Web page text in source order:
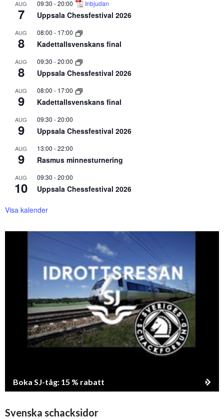
AUG
7
09:30 -20:00 Inbjudan
Uppsala Chessfestival 2026
AUG
8
08:00 - 17:00
Kadettallsvenskans final
AUG
8
09:30 -20:00
Uppsala Chessfestival 2026
AUG
9
08:00 - 17:00
Kadettallsvenskans final
AUG
9
09:30 -20:00
Uppsala Chessfestival 2026
AUG
9
13:00 -22:00
Rasmus minnesturnering
AUG
10
09:30 -20:00
Uppsala Chessfestival 2026
Visa kalender
Boka SJ-tåg: 15 % rabatt
Svenska schacksidor